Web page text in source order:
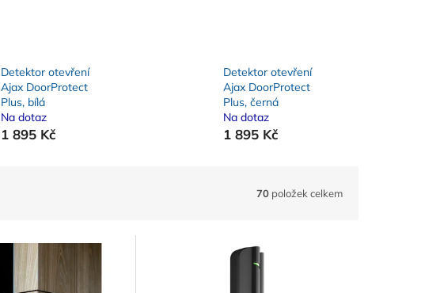
Detektor otevření
Ajax DoorProtect
Plus, bílá
Na dotaz
1 895 Kč
Detektor otevření
Ajax DoorProtect
Plus, černá
Na dotaz
1 895 Kč
70 položek celkem